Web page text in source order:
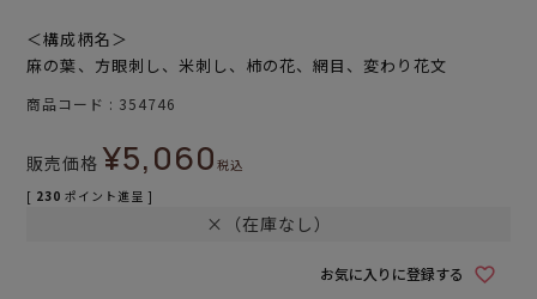
＜構成柄名＞
麻の葉、方眼刺し、米刺し、柿の花、網目、変わり花文
商品コード 354746
販売価格 ¥5,060税込
[ 230 ポイント進呈 ]
×（在庫なし）
お気に入りに登録する